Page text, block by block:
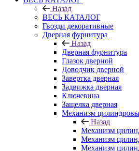
Назад
ВЕСЬ КАТАЛОГ
Гвозди декоративные
Дверная фурнитура
Назад
Дверная фурнитура
Глазок дверной
Доводчик дверной
Завертка дверная
Задвижка дверная
Ключевина
Защелка дверная
Механизм
Назад
Механизм
Механизм
Механизм